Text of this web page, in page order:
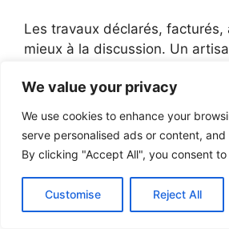
We value your privacy
We use cookies to enhance your
serve personalised ads or content,
By clicking "Accept All", you consent
Customise Reject All
Les travaux déclarés, facturés,
mieux à la discussion. Un
structure ou l’étanchéité sont
petites interventions ne
de la décennale, mais leur
cas de litige. Archivez devis,
papiers, pas sur des souvenirs.